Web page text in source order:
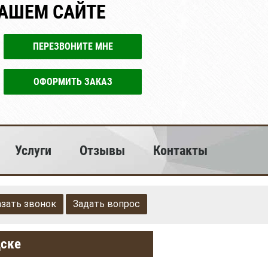
САЙТЕ
ПЕРЕЗВОНИТЕ МНЕ
ОФОРМИТЬ ЗАКАЗ
Услуги Отзывы Контакты
звонок Задать вопрос